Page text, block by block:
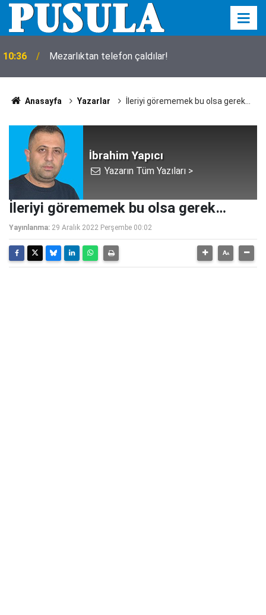
10:36 Mezarlıktan telefon çaldılar!
Anasayfa Yazarlar İleriyi görememek bu olsa gerek…
İbrahim Yapıcı
Yazarın Tüm Yazıları >
İleriyi görememek bu olsa gerek…
Yayınlanma: 29 Aralık 2022 Perşembe 00:02